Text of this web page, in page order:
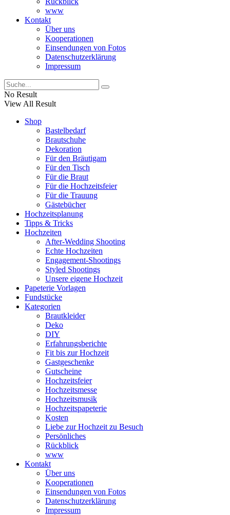
www
Kontakt
Über uns
Kooperationen
Einsendungen von Fotos
Datenschutzerklärung
Impressum
No Result
View All Result
Shop
Bastelbedarf
Brautschuhe
Dekoration
Für den Bräutigam
Für den Tisch
Für die Braut
Für die Hochzeitsfeier
Für die Trauung
Gästebücher
Hochzeitsplanung
Tipps & Tricks
Hochzeiten
After-Wedding Shooting
Echte Hochzeiten
Engagement-Shootings
Styled Shootings
Unsere eigene Hochzeit
Papeterie Vorlagen
Fundstücke
Kategorien
Brautkleider
Deko
DIY
Erfahrungsberichte
Fit bis zur Hochzeit
Gastgeschenke
Gutscheine
Hochzeitsfeier
Hochzeitsmesse
Hochzeitsmusik
Hochzeitspapeterie
Kosten
Liebe zur Hochzeit zu Besuch
Persönliches
Rückblick
www
Kontakt
Über uns
Kooperationen
Einsendungen von Fotos
Datenschutzerklärung
Impressum